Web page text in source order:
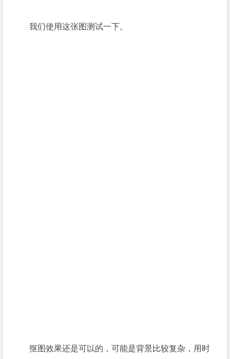
我们使用这张图测试一下。
抠图效果还是可以的，可能是背景比较复杂，用时